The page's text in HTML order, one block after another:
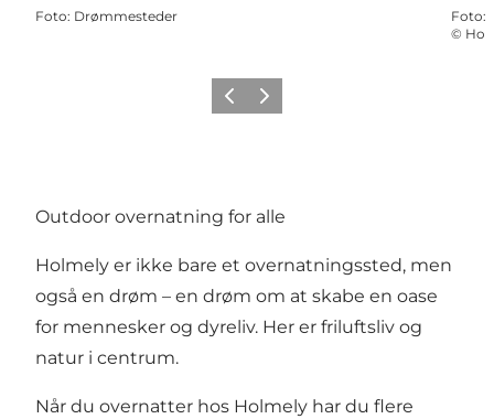
Foto: Drømmesteder Foto:
©
ForrigeNæste
Outdoor overnatning for alle
Holmely er ikke bare et overnatningssted, men
også en drøm – en drøm om at skabe en oase
for mennesker og dyreliv. Her er friluftsliv og
natur i centrum.
Når du overnatter hos Holmely har du flere